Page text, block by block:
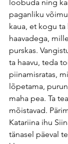
loobuda ning
paganliku
kaua, et kogu
haavadega,
purskas.
ta haavu, teda
piinamisratas,
lõpetama,
maha pea. Ta
mõistavad.
Katariina ihu
tänasel päeval